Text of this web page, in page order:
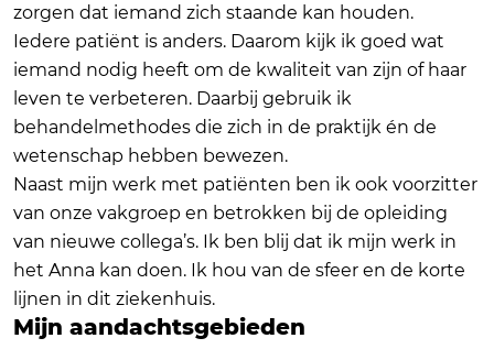
zorgen dat iemand zich staande kan houden.
Iedere patiënt is anders. Daarom kijk ik goed wat
iemand nodig heeft om de kwaliteit van zijn of haar
leven te verbeteren. Daarbij gebruik ik
behandelmethodes die zich in de praktijk én de
wetenschap hebben bewezen.
Naast mijn werk met patiënten ben ik ook voorzitter
van onze vakgroep en betrokken bij de opleiding
van nieuwe collega’s. Ik ben blij dat ik mijn werk in
het Anna kan doen. Ik hou van de sfeer en de korte
lijnen in dit ziekenhuis.
Mijn aandachtsgebieden